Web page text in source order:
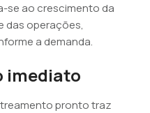
se ao crescimento da
das operações,
a demanda.
imediato
pronto traz